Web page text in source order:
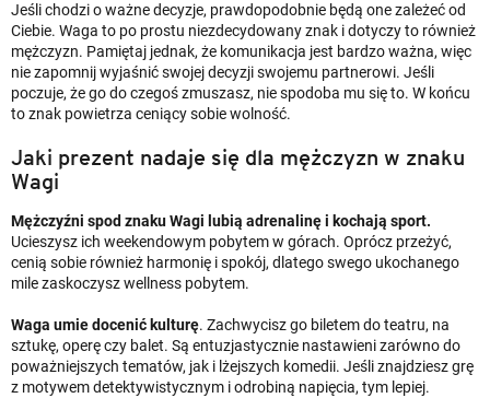
Jeśli chodzi o ważne decyzje, prawdopodobnie będą one zależeć od
Ciebie. Waga to po prostu niezdecydowany znak i dotyczy to również
mężczyzn. Pamiętaj jednak, że komunikacja jest bardzo ważna, więc
nie zapomnij wyjaśnić swojej decyzji swojemu partnerowi. Jeśli
poczuje, że go do czegoś zmuszasz, nie spodoba mu się to. W końcu
to znak powietrza ceniący sobie wolność.
Jaki prezent nadaje się dla mężczyzn w znaku
Wagi
Mężczyźni spod znaku Wagi lubią adrenalinę i kochają sport.
Ucieszysz ich weekendowym pobytem w górach. Oprócz przeżyć,
cenią sobie również harmonię i spokój, dlatego swego ukochanego
mile zaskoczysz wellness pobytem.
Waga umie docenić kulturę. Zachwycisz go biletem do teatru, na
sztukę, operę czy balet. Są entuzjastycznie nastawieni zarówno do
poważniejszych tematów, jak i lżejszych komedii. Jeśli znajdziesz grę
z motywem detektywistycznym i odrobiną napięcia, tym lepiej.